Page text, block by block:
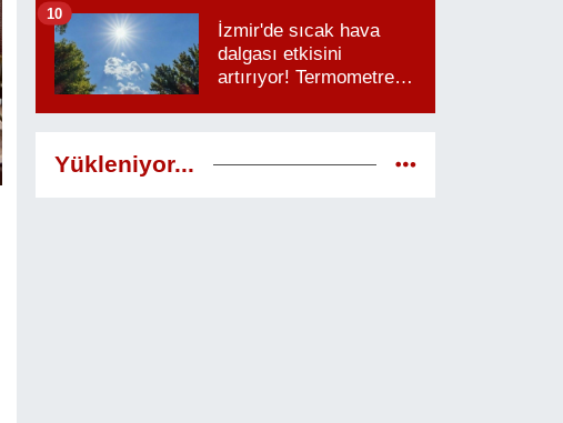
İzmir'de sıcak hava
dalgası etkisini
artırıyor! Termometreler
10
Yükleniyor...